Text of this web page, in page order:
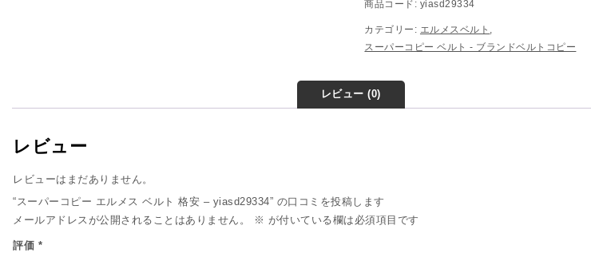
商品コード: yiasd29334
カテゴリー: エルメスベルト
スーパーコピー ベルト - ブランドベルトコピー
レビュー (0)
レビュー
レビューはまだありません。
“スーパーコピー エルメス ベルト 格安 – yiasd29334” の口コミを投稿します
メールアドレスが公開されることはありません。
※ が付いている欄は必須項目です
評価 *